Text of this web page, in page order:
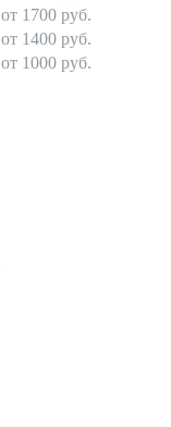
от 1700 руб.
от 1400 руб.
от 1000 руб.